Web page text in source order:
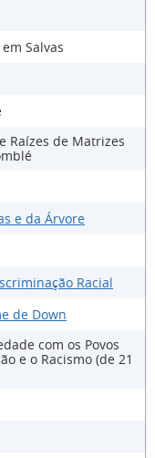
Salvas
Raízes de Matrizes
e da Árvore
Racial
de Down
com os Povos
e o Racismo (de 21